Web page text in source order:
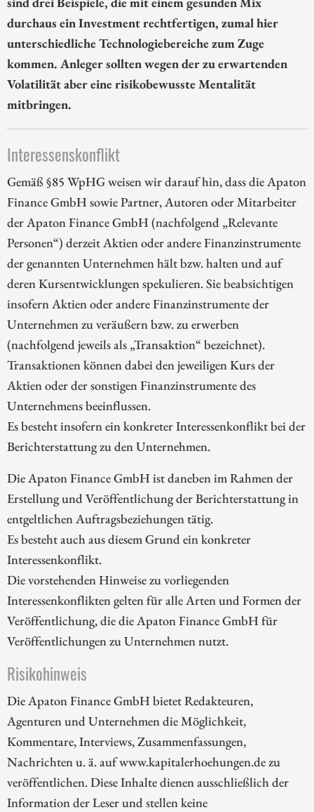
durchaus ein Investment rechtfertigen, zumal hier
unterschiedliche Technologiebereiche zum Zuge
kommen. Anleger sollten wegen der zu erwartenden
Volatilität aber eine risikobewusste Mentalität
mitbringen.
Interessenskonflikt
Gemäß §85 WpHG weisen wir darauf hin, dass die Apaton
Finance GmbH sowie Partner, Autoren oder Mitarbeiter
der Apaton Finance GmbH (nachfolgend „Relevante
Personen“) derzeit Aktien oder andere Finanzinstrumente
der genannten Unternehmen hält bzw. halten und auf
deren Kursentwicklungen spekulieren. Sie beabsichtigen
insofern Aktien oder andere Finanzinstrumente der
Unternehmen zu veräußern bzw. zu erwerben
(nachfolgend jeweils als „Transaktion“ bezeichnet).
Transaktionen können dabei den jeweiligen Kurs der
Aktien oder der sonstigen Finanzinstrumente des
Unternehmens beeinflussen.
Es besteht insofern ein konkreter Interessenkonflikt bei der
Berichterstattung zu den Unternehmen.
Die Apaton Finance GmbH ist daneben im Rahmen der
Erstellung und Veröffentlichung der Berichterstattung in
entgeltlichen Auftragsbeziehungen tätig.
Es besteht auch aus diesem Grund ein konkreter
Interessenkonflikt.
Die vorstehenden Hinweise zu vorliegenden
Interessenkonflikten gelten für alle Arten und Formen der
Veröffentlichung, die die Apaton Finance GmbH für
Veröffentlichungen zu Unternehmen nutzt.
Risikohinweis
Die Apaton Finance GmbH bietet Redakteuren,
Agenturen und Unternehmen die Möglichkeit,
Kommentare, Interviews, Zusammenfassungen,
Nachrichten u. ä. auf www.kapitalerhoehungen.de zu
veröffentlichen. Diese Inhalte dienen ausschließlich der
Information der Leser und stellen keine